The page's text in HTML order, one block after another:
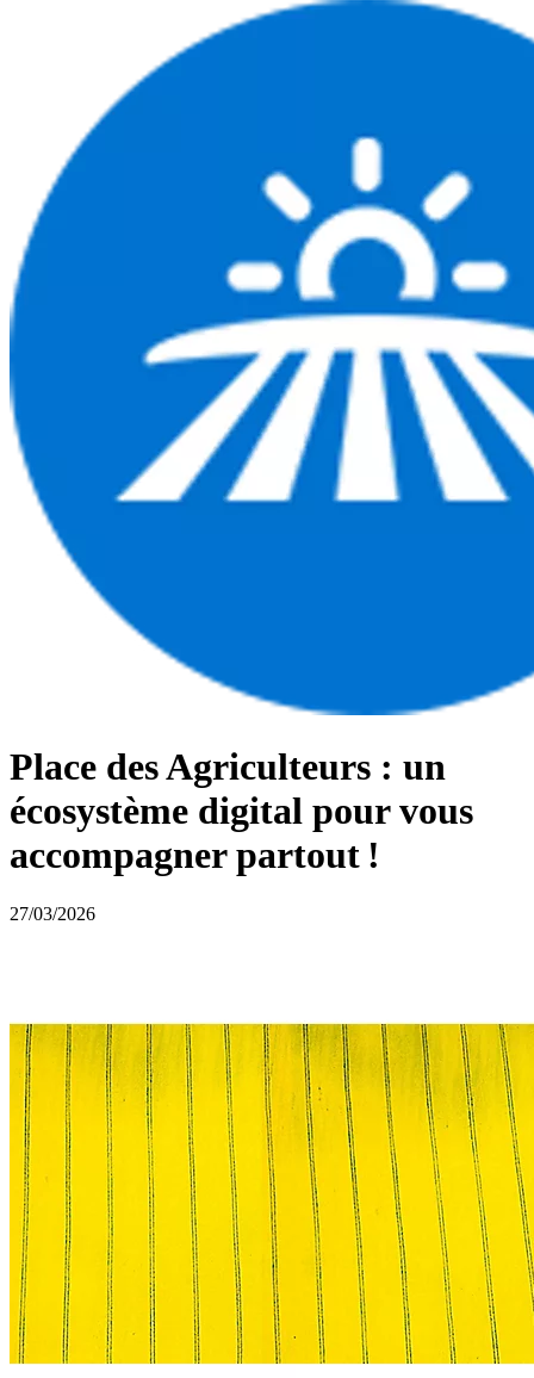
Place des Agriculteurs : un
écosystème digital pour vous
accompagner partout !
27/03/2026